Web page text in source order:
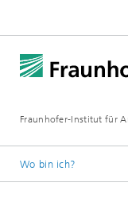
Fraunhofer-Institut für
Wo bin ich?